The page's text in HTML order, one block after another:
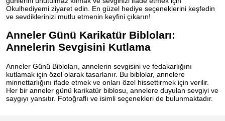
Okulhediyemi ziyaret edin. En güzel hediye seçeneklerini keşfedin
ve sevdiklerinizi mutlu etmenin keyfini çıkarın!
Anneler Günü Karikatür Bibloları:
Annelerin Sevgisini Kutlama
Anneler Günü Bibloları, annelerin sevgisini ve fedakarlığını
kutlamak için özel olarak tasarlanır. Bu biblolar, annelere
minnettarlığını ifade etmek ve onları özel hissettirmek için verilir.
Her bir anneler günü karikatür biblosu, annelere duyulan sevgiyi ve
saygıyı yansıtır. Fotoğraflı ve isimli seçenekleri de bulunmaktadır.